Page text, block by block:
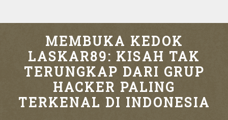
MEMBUKA KEDOK
LASKAR89: KISAH TAK
TERUNGKAP DARI GRUP
HACKER PALING
TERKENAL DI INDONESIA